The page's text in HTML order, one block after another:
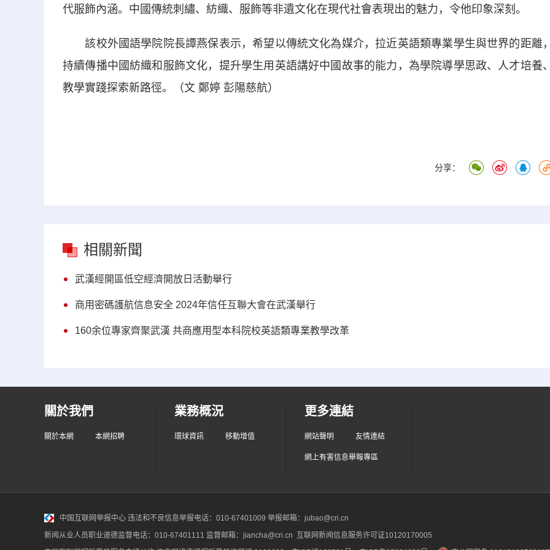
代服飾內涵。中國傳統刺繡、紡織、服飾等非遺文化在現代社會表現出的魅力，令他印象深刻。
該校外國語學院院長譚燕保表示，希望以傳統文化為媒介，拉近英語類專業學生與世界的距離
持續傳播中國紡織和服飾文化，提升學生用英語講好中國故事的能力，為學院導學思政、人才培養
教學實踐探索新路徑。（文 鄭婷 彭陽慈航）
分享：
相關新聞
武漢經開區低空經濟開放日活動舉行
商用密碼護航信息安全 2024年信任互聯大會在武漢舉行
160余位專家齊聚武漢 共商應用型本科院校英語類專業教學改革
關於我們
關於本網 本網招聘
業務概況
環球資訊 移動增值
更多連結
網站聲明 友情連結
網上有害信息舉報專區
中国互联网举报中心 违法和不良信息举报电话：010-67401009 举报邮箱：jubao@cri.cn
新闻从业人员职业道德监督电话：010-67401111 监督邮箱：jiancha@cri.cn 互联网新闻信息服务许可证10120170005